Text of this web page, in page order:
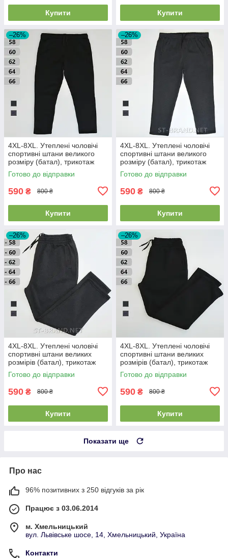
Купити Купити
–26%
4XL-8XL. Утеплені чоловічі
спортивні штани великого
розміру (батал), трикотаж
тринитка - чорні
Готово до відправки
590 ₴ 800 ₴
Купити
–26%
4XL-8XL. Утеплені чоловічі
спортивні штани великого
розміру (батал), трикотаж
тринитка, темно-сірі
(антрацит)
Готово до відправки
590 ₴ 800 ₴
Купити
–26%
4XL-8XL. Утеплені чоловічі
спортивні штани великих
розмірів (батал), трикотаж
тринитка, темно-сірі
(антрацит)
Готово до відправки
590 ₴ 800 ₴
Купити
–26%
4XL-8XL. Утеплені чоловічі
спортивні штани великих
розмірів (батал), трикотаж
тринитка - чорні
Готово до відправки
590 ₴ 800 ₴
Купити
Показати ще
Про нас
96% позитивних з 250 відгуків за рік
Працює з 03.06.2014
м. Хмельницький
вул. Львівське шосе, 14, Хмельницький, Україна
Контакти